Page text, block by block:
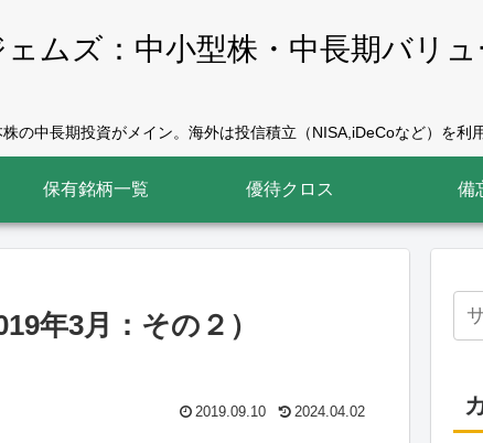
ムズ：中小型株・中長期バリュ
の中長期投資がメイン。海外は投信積立（NISA,iDeCoなど）を利
保有銘柄一覧 優待クロス 備
年3月：その２）
2019.09.10 2024.04.02